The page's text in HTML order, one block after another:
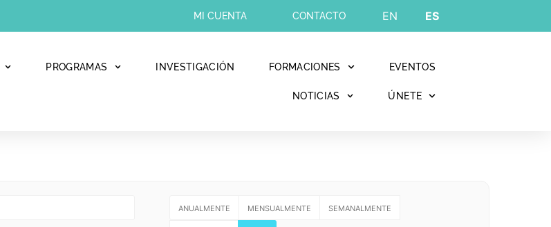
MI CUENTA CONTACTO EN ES
PROGRAMAS INVESTIGACIÓN FORMACIONES EVENTOS
NOTICIAS ÚNETE
ANUALMENTE MENSUALMENTE SEMANALMENTE